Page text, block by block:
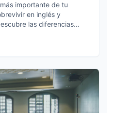
importante de tu
en inglés y
las diferencias